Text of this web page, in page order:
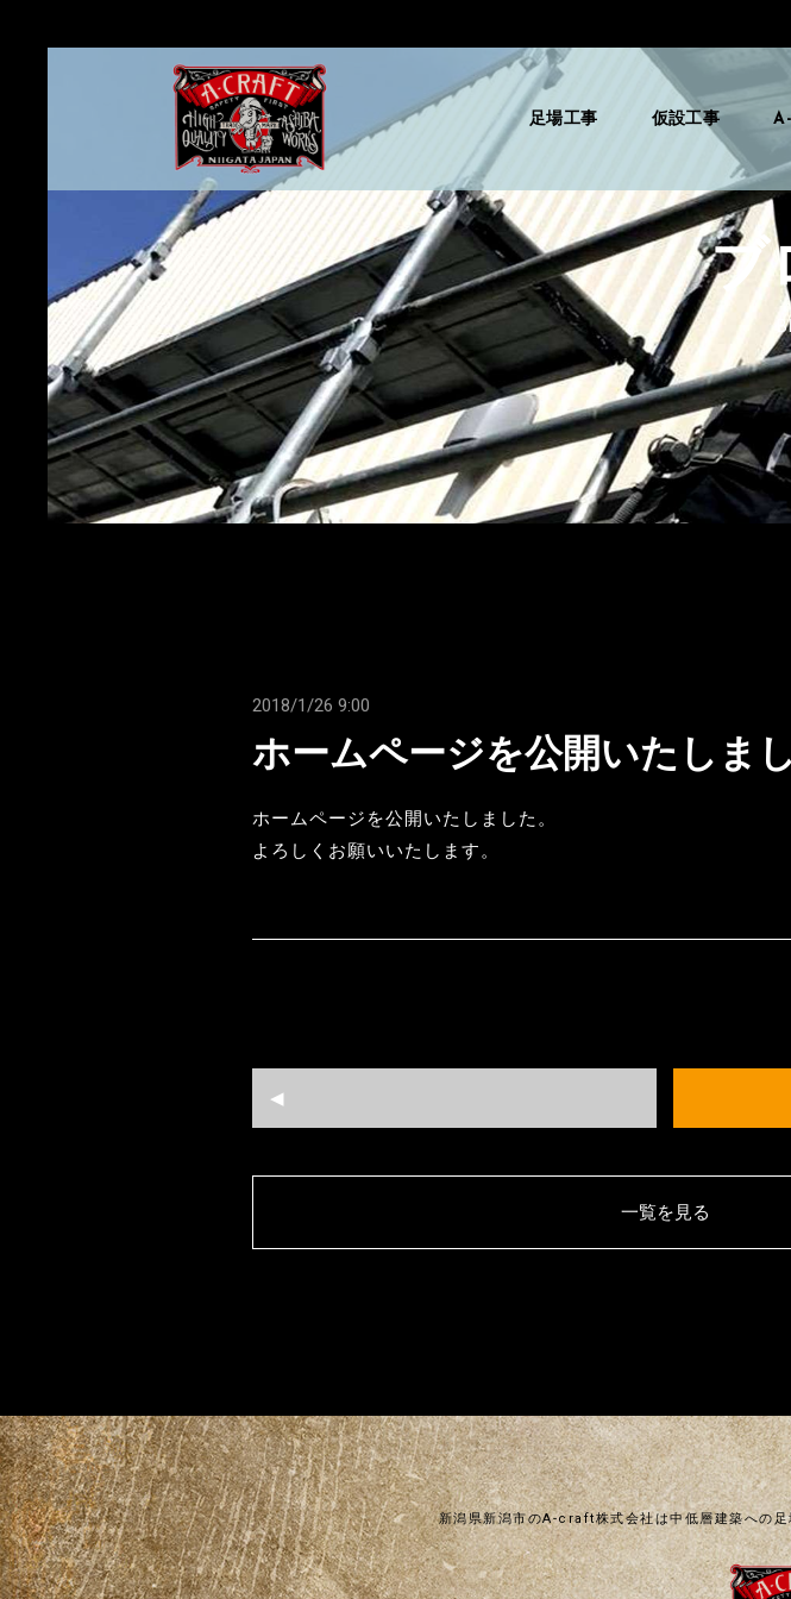
ブ
2018/1/26 9:00
ホームページを公開いたしまし
ホームページを公開いたしました。
よろしくお願いいたします。
一覧を見る
新潟県新潟市のA-craft株式会社は中低層建築への
足場工事 仮設工事